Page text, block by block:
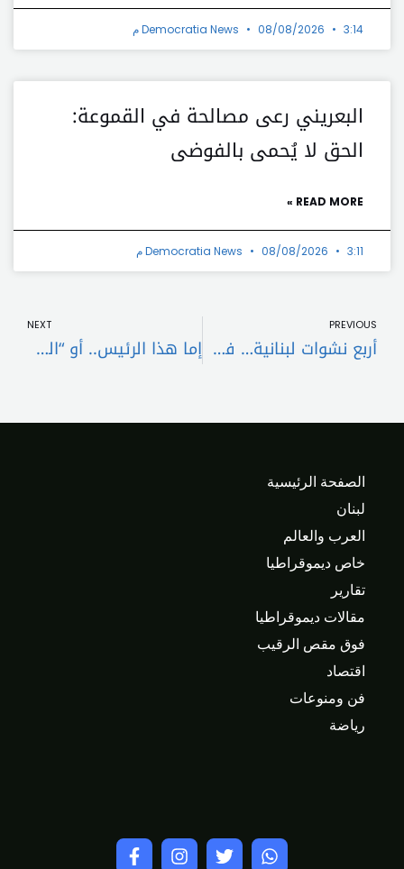
Democratia News 08/08/2026 3:14 م
البعريني رعى مصالحة في القموعة:
الحق لا يُحمى بالفوضى
READ MORE »
Democratia News 08/08/2026 3:11 م
PREVIOUS
أربع نشوات لبنانية… فهل يتوحّد اللبنانيون أم ينقسمون؟
NEXT
إما هذا الرئيس.. أو “العودة إلى الوراء”!
الصفحة الرئيسية
لبنان
العرب والعالم
خاص ديموقراطيا
تقارير
مقالات ديموقراطيا
فوق مقص الرقيب
اقتصاد
فن ومنوعات
رياضة